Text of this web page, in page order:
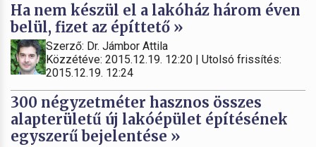
Ha nem készül el a lakóház három éven
belül, fizet az építtető »
Szerző: Dr. Jámbor Attila
Közzétéve: 2015.12.19. 12:20 | Utolsó frissítés:
2015.12.19. 12:24
300 négyzetméter hasznos összes
alapterületű új lakóépület építésének
egyszerű bejelentése »